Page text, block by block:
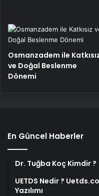
Osmanzadem ile
ve Doğal Beslenme
Dönemi
En Güncel Haberler
Dr. Tuğba Koç Kimdir ?
UETDS Nedir ?
Yazılımı